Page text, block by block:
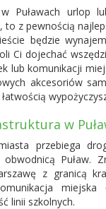
w Puławach urlop
to z pewnością
będzie
Ci dojechać
lub komunikacji
akcesoriów
w
przebiega
obwodnicą Puław.
z granicą
miejska
linii szkolnych.